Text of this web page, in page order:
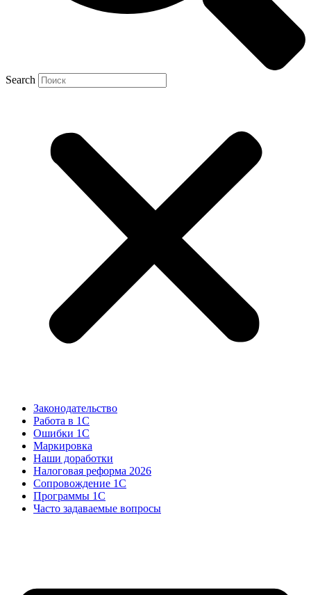
Search
Законодательство
Работа в 1С
Ошибки 1С
Маркировка
Наши доработки
Налоговая реформа 2026
Сопровождение 1С
Программы 1С
Часто задаваемые вопросы